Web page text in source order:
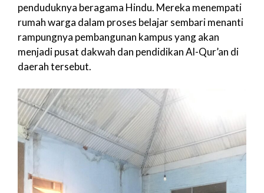
penduduknya beragama Hindu. Mereka menempati
rumah warga dalam proses belajar sembari menanti
rampungnya pembangunan kampus yang akan
menjadi pusat dakwah dan pendidikan Al-Qur’an di
daerah tersebut.